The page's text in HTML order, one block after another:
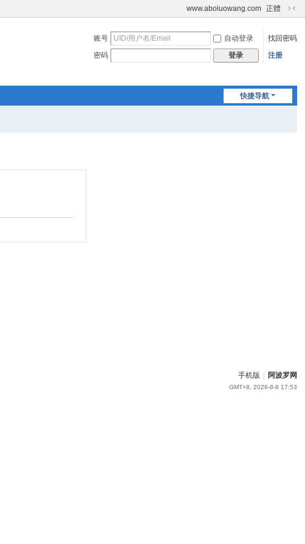
www.aboluowang.com 正體
切
到
账号 自动登录
找回密码
密码
登录 注册
快捷导航
手机版 阿波罗网
GMT+8, 2026-8-8 17:53